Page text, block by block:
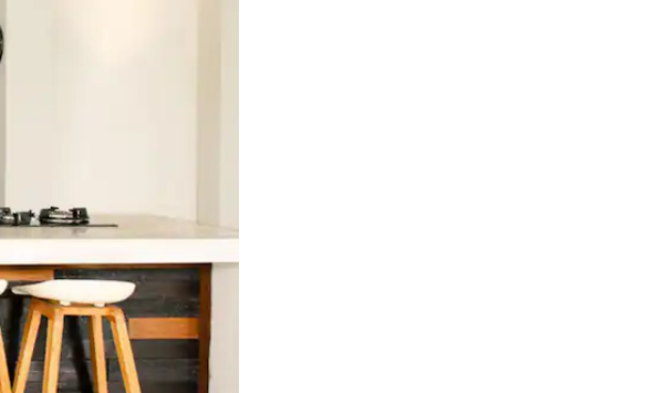
ou explore com gestos de toque ou deslize.